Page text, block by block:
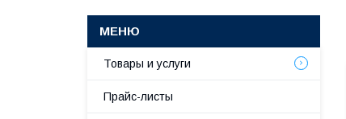
Товары и услуги
Прайс-листы